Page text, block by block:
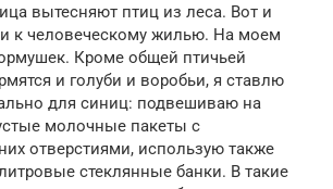
вытесняют птиц из леса. Вот и
к человеческому жилью. На моем
Кроме общей птичьей
и голуби и воробьи, я ставлю
для синиц: подвешиваю на
молочные пакеты с
отверстиями, использую также
стеклянные банки. В такие